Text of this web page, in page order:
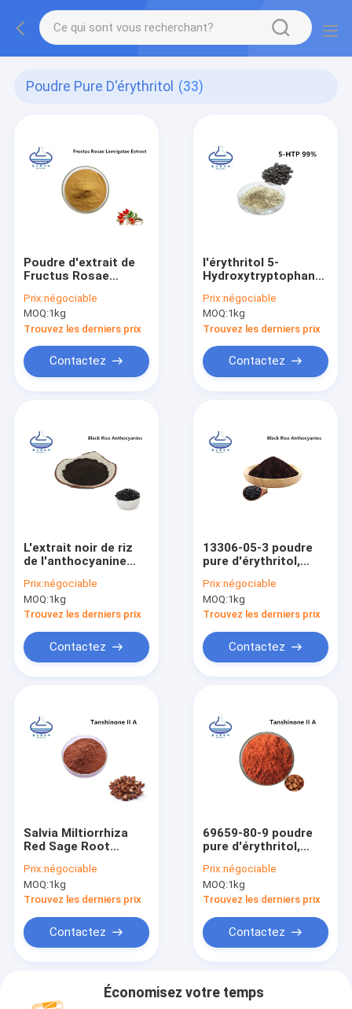
Poudre Pure D'érythritol (33)
Poudre d'extrait de
Fructus Rosae
alimentaire en vrac
Prix:négociable
MOQ:1kg
Trouvez les derniers prix
Contactez
l'érythritol 5-
Hydroxytryptophan
l'extrait de graine de
5-Htp 99% Griffonia
Prix:négociable
MOQ:1kg
Trouvez les derniers prix
Contactez
L'extrait noir de riz
de l'anthocyanine
13306-05-3
suppléments
nutritionnels
Prix:négociable
MOQ:1kg
Trouvez les derniers prix
Contactez
13306-05-3 poudre
pure d'érythritol,
de riz de 25%
Prix:négociable
MOQ:1kg
Trouvez les derniers prix
Contactez
Salvia Miltiorrhiza
Red Sage Root
Tanshinone II A 20%
Prix:négociable
MOQ:1kg
Trouvez les derniers prix
Contactez
69659-80-9 poudre
pure d'érythritol,
Root Extract
Tanshinone II A
Prix:négociable
MOQ:1kg
Trouvez les derniers prix
Contactez
Économisez votre temps